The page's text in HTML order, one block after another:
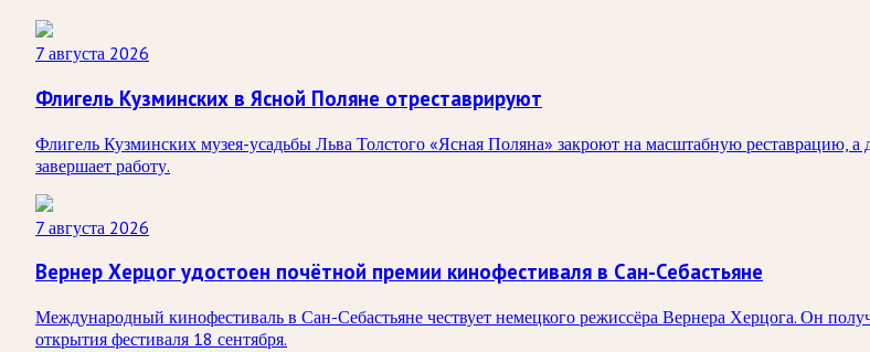
7 августа 2026
Флигель Кузминских в Ясной Поляне отреставрируют
Флигель Кузминских музея-усадьбы Льва Толстого «Ясная Поляна» закроют на масштабную реставрацию, а
завершает работу.
7 августа 2026
Вернер Херцог удостоен почётной премии кинофестиваля в Сан-Себастьяне
Международный кинофестиваль в Сан-Себастьяне чествует немецкого режиссёра Вернера Херцога. Он
открытия фестиваля 18 сентября.